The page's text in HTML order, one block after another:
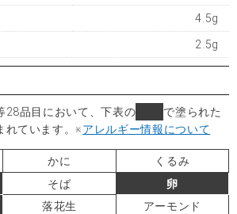
4.5g
2.5g
28品目において、下表の
で塗られた
れています。※アレルギー情報について
かに
くるみ
そば
卵
落花生
アーモンド